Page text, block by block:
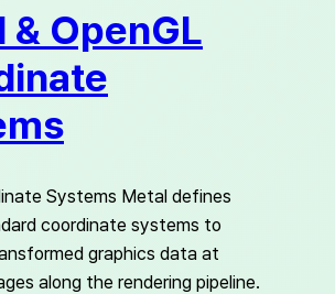
& OpenGL
Systems Metal defines
coordinate systems to
graphics data at
along the rendering pipeline.